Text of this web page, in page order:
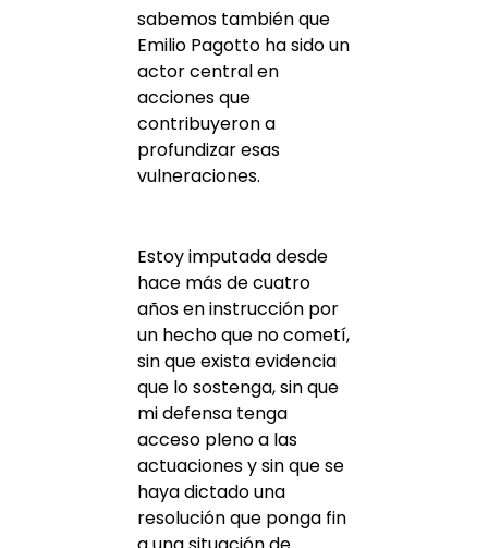
sabemos también que
Emilio Pagotto ha sido un
actor central en
acciones que
contribuyeron a
profundizar esas
vulneraciones.
Estoy imputada desde
hace más de cuatro
años en instrucción por
un hecho que no cometí,
sin que exista evidencia
que lo sostenga, sin que
mi defensa tenga
acceso pleno a las
actuaciones y sin que se
haya dictado una
resolución que ponga fin